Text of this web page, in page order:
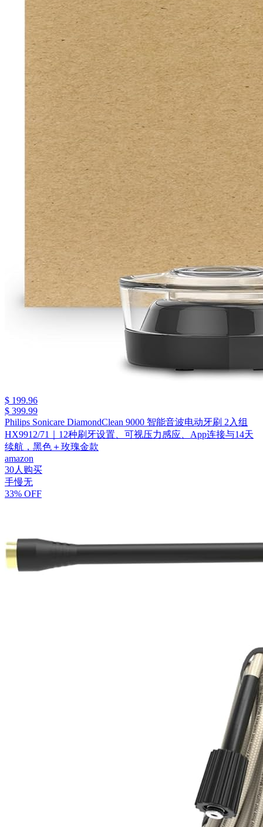
$ 199.96
$ 399.99
Philips Sonicare DiamondClean 9000 智能音波电动牙刷 2入组
HX9912/71｜12种刷牙设置、可视压力感应、App连接与14天
续航，黑色＋玫瑰金款
amazon
30人购买
手慢无
33% OFF